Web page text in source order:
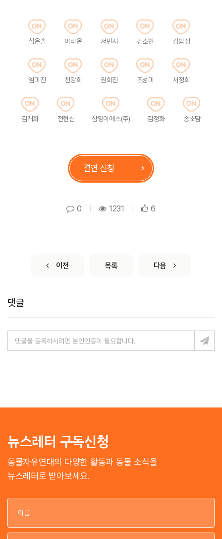
심은솔 이라온 서민지 김소현 김범정
임미진 천강희 권희진 조성미 서정희
김래희 전현신 삼영이에스(주) 김정화 송소담
결연 신청
0 1231 6
이전 목록 다음
댓글
뉴스레터 구독신청
동물자유연대의 다양한 활동과 동물 소식을
뉴스레터로 받아보세요.
이